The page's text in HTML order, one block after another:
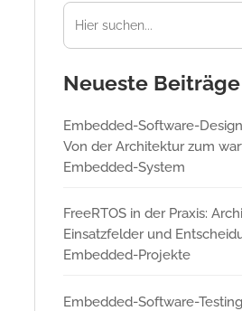
Suchen
nach:
Neueste Beiträge
Embedded-Software-Design
Von der Architektur zum
Embedded-System
FreeRTOS in der Praxis:
Einsatzfelder und
Embedded-Projekte
Embedded-Software-